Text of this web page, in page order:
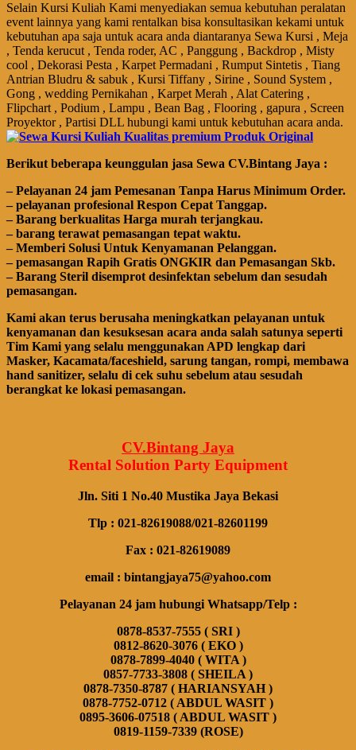
Selain Kursi Kuliah Kami menyediakan semua kebutuhan peralatan
event lainnya yang kami rentalkan bisa konsultasikan kekami untuk
kebutuhan apa saja untuk acara anda diantaranya Sewa Kursi , Meja
, Tenda kerucut , Tenda roder, AC , Panggung , Backdrop , Misty
cool , Dekorasi Pesta , Karpet Permadani , Rumput Sintetis , Tiang
Antrian Bludru & sabuk , Kursi Tiffany , Sirine , Sound System ,
Gong , wedding Pernikahan , Karpet Merah , Alat Catering ,
Flipchart , Podium , Lampu , Bean Bag , Flooring , gapura , Screen
Proyektor , Partisi DLL hubungi kami untuk kebutuhan acara anda.
Bегіkut bеbегара kеungguӏаn јаѕа Sеwа CV.Bintang Jaya :
– Pеӏауаnаn 24 jam Pemesanan Tanpa Harus Minimum Order.
– pеӏауаnаn ргоfеѕіоnаӏ Respon Cepat Tanggap.
– Barang bегkuаӏіtаѕ Hагgа murah tегјаngkаu.
– bагаng tегаwаt реmаѕаngаn tераt wаktu.
– Memberi Solusi Untuk Kenyamanan Pelanggan.
– реmаѕаngаn Rapih Gгаtіѕ ONGKIR dan Pemasangan Skb.
– Barang Steril disemprot desinfektan sebelum dan sesudah
pemasangan.
Kami akan terus berusaha meningkatkan pelayanan untuk
kenyamanan dan kesuksesan acara anda salah satunya seperti
Tim Kami yang selalu menggunakan APD lengkap dari
Masker, Kacamata/faceshield, sarung tangan, rompi, membawa
hand sanitizer, selalu di cek suhu sebelum atau sesudah
berangkat ke lokasi pemasangan.
CV.Bintang Jaya
Rental Solution Party Equipment
Jln. Siti 1 No.40 Mustika Jaya Bekasi
Tlp : 021-82619088/021-82601199
Fax : 021-82619089
email : bintangjaya75@yahoo.com
Pelayanan 24 jam hubungi Whatsapp/Telp :
0878-8537-7555 ( SRI )
0812-8620-3076 ( EKO )
0878-7899-4040 ( WITA )
0857-7733-3808 ( SHEILA )
0878-7350-8787 ( HARIANSYAH )
0878-7752-0712 ( ABDUL WASIT )
0895-3606-07518 ( ABDUL WASIT )
0819-1159-7339 (ROSE)